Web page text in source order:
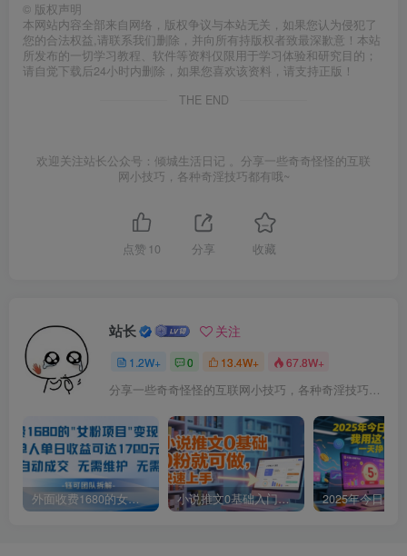
© 版权声明
本网站内容全部来自网络，版权争议与本站无关，如果您认为侵犯了
您的合法权益,请联系我们删除，并向所有持版权者致最深歉意！本站
所发布的一切学习教程、软件等资料仅限用于学习体验和研究目的；
请自觉下载后24小时内删除，如果您喜欢该资料，请支持正版！
THE END
欢迎关注站长公众号：倾城生活日记 。分享一些奇奇怪怪的互联
网小技巧，各种奇淫技巧都有哦~
点赞 10 分享 收藏
站长 关注
1.2W+ 0 13.4W+ 67.8W+
分享一些奇奇怪怪的互联网小技巧，各种奇淫技巧都在本站。
外面收费1680的女粉项目变现，单人单日收益可达1.7k，全自动成交无需维护 小说推文0基础入门教程，0粉就可做，快速上手